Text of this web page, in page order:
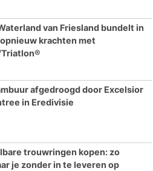
van Friesland bundelt in
krachten met
afgedroogd door Excelsior
in Eredivisie
trouwringen kopen: zo
je zonder in te leveren op